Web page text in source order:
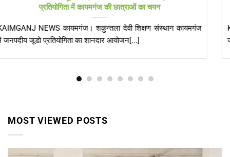
मौत, पितौरा क्रॉसिंग के पास मिला शव
KAIMGANJ NEWS गोमती नगर एक्सप्रेस से परिजनों के साथ लखनऊ
जा रहे थे रामदास गुप्ता,[...]
MOST VIEWED POSTS